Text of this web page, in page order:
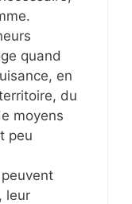
quand
en
du
moyens
peu
peuvent
leur